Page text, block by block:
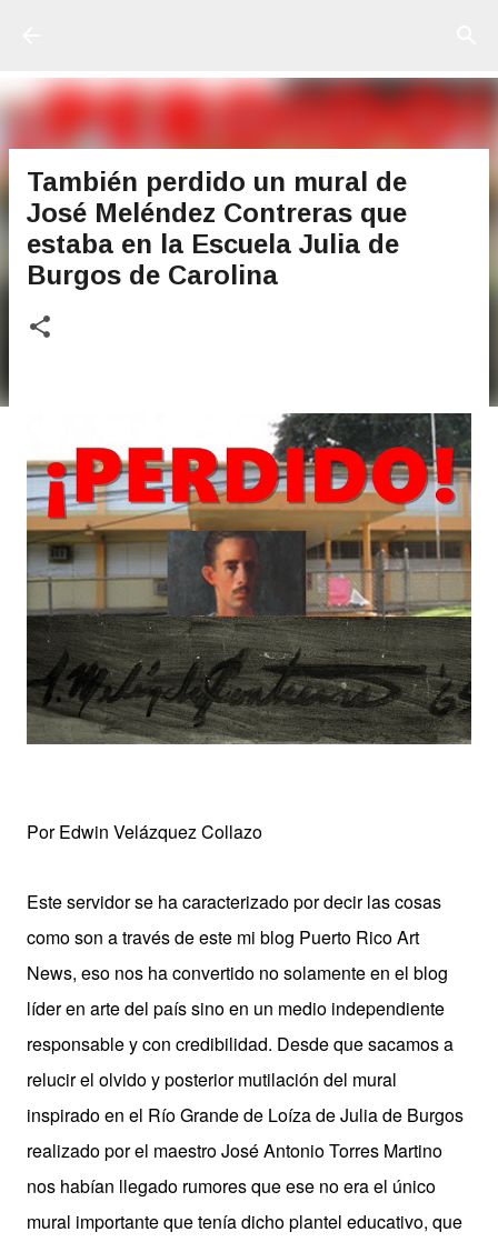
También perdido un mural de
José Meléndez Contreras que
estaba en la Escuela Julia de
Burgos de Carolina
Por Edwin Velázquez Collazo
Este servidor se ha caracterizado por decir las cosas
como son a través de este mi blog Puerto Rico Art
News, eso nos ha convertido no solamente en el blog
líder en arte del país sino en un medio independiente
responsable y con credibilidad. Desde que sacamos a
relucir el olvido y posterior mutilación del mural
inspirado en el Río Grande de Loíza deJulia de Burgos
realizado por el maestro José Antonio Torres Martino
nos habían llegado rumores que ese no era el único
mural importante que tenía dicho plantel educativo, que